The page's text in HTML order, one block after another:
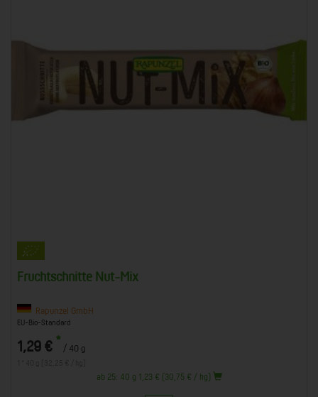
Fruchtschnitte Nut-Mix
Rapunzel GmbH
EU-Bio-Standard
1,29 € * / 40 g
ab 25: 40 g 1,23 € (30,75 € / kg)